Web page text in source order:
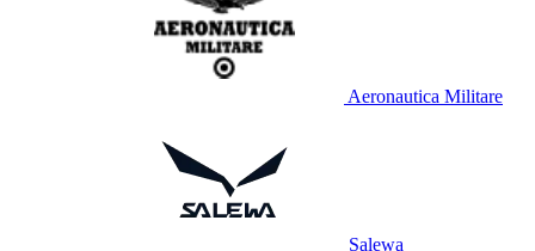
Aeronautica Militare
Salewa